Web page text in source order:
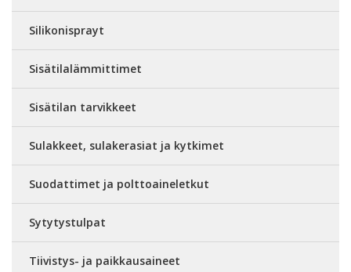
Silikonisprayt
Sisätilalämmittimet
Sisätilan tarvikkeet
Sulakkeet, sulakerasiat ja kytkimet
Suodattimet ja polttoaineletkut
Sytytystulpat
Tiivistys- ja paikkausaineet